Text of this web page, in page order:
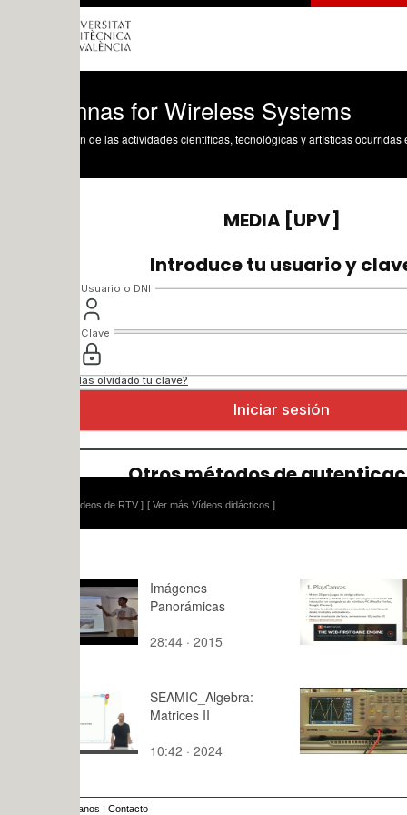
for Wireless Systems
de las actividades científicas, tecnológicas y artísticas ocurridas en los tres
[ Ver más Vídeos didácticos ]
Imágenes
Panorámicas
28:44 · 2015
9:,0 · 2023
SEAMIC_Algebra:
Matrices II
10:42 · 2024
con el
7:13 · 2014